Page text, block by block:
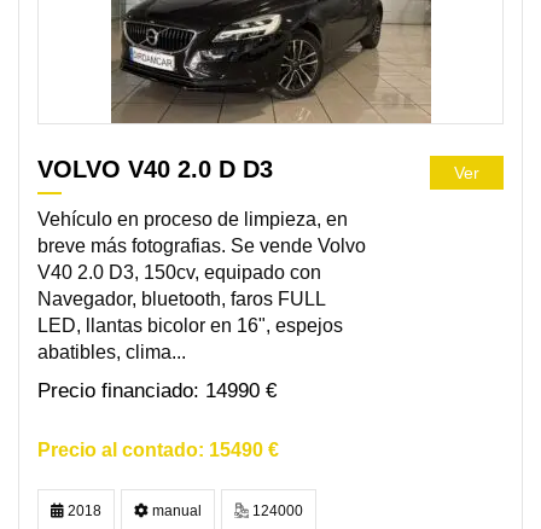
VOLVO V40 2.0 D D3
Vehículo en proceso de limpieza, en
breve más fotografias. Se vende Volvo
V40 2.0 D3, 150cv, equipado con
Navegador, bluetooth, faros FULL
LED, llantas bicolor en 16", espejos
abatibles, clima...
14990 €
15490 €
Ver
2018 manual 124000